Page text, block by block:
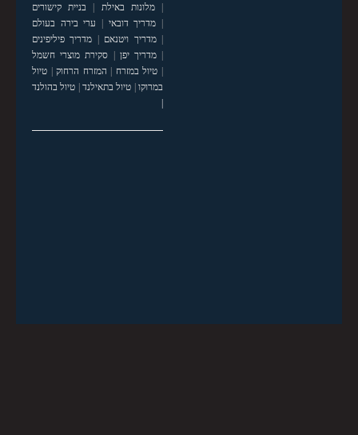
|מלונות באילת | בניית קישורים
| מדריך דובאי | ערי בירה בעולם
|מדריך ויטנאם | מדריך פיליפינים
|מדריך יפן | סקירת מוצרי חשמל
| טיול במזרח | המזרח הרחוק| טיול
במרוקו| טיול בתאילנד| טיול בהולנד
|